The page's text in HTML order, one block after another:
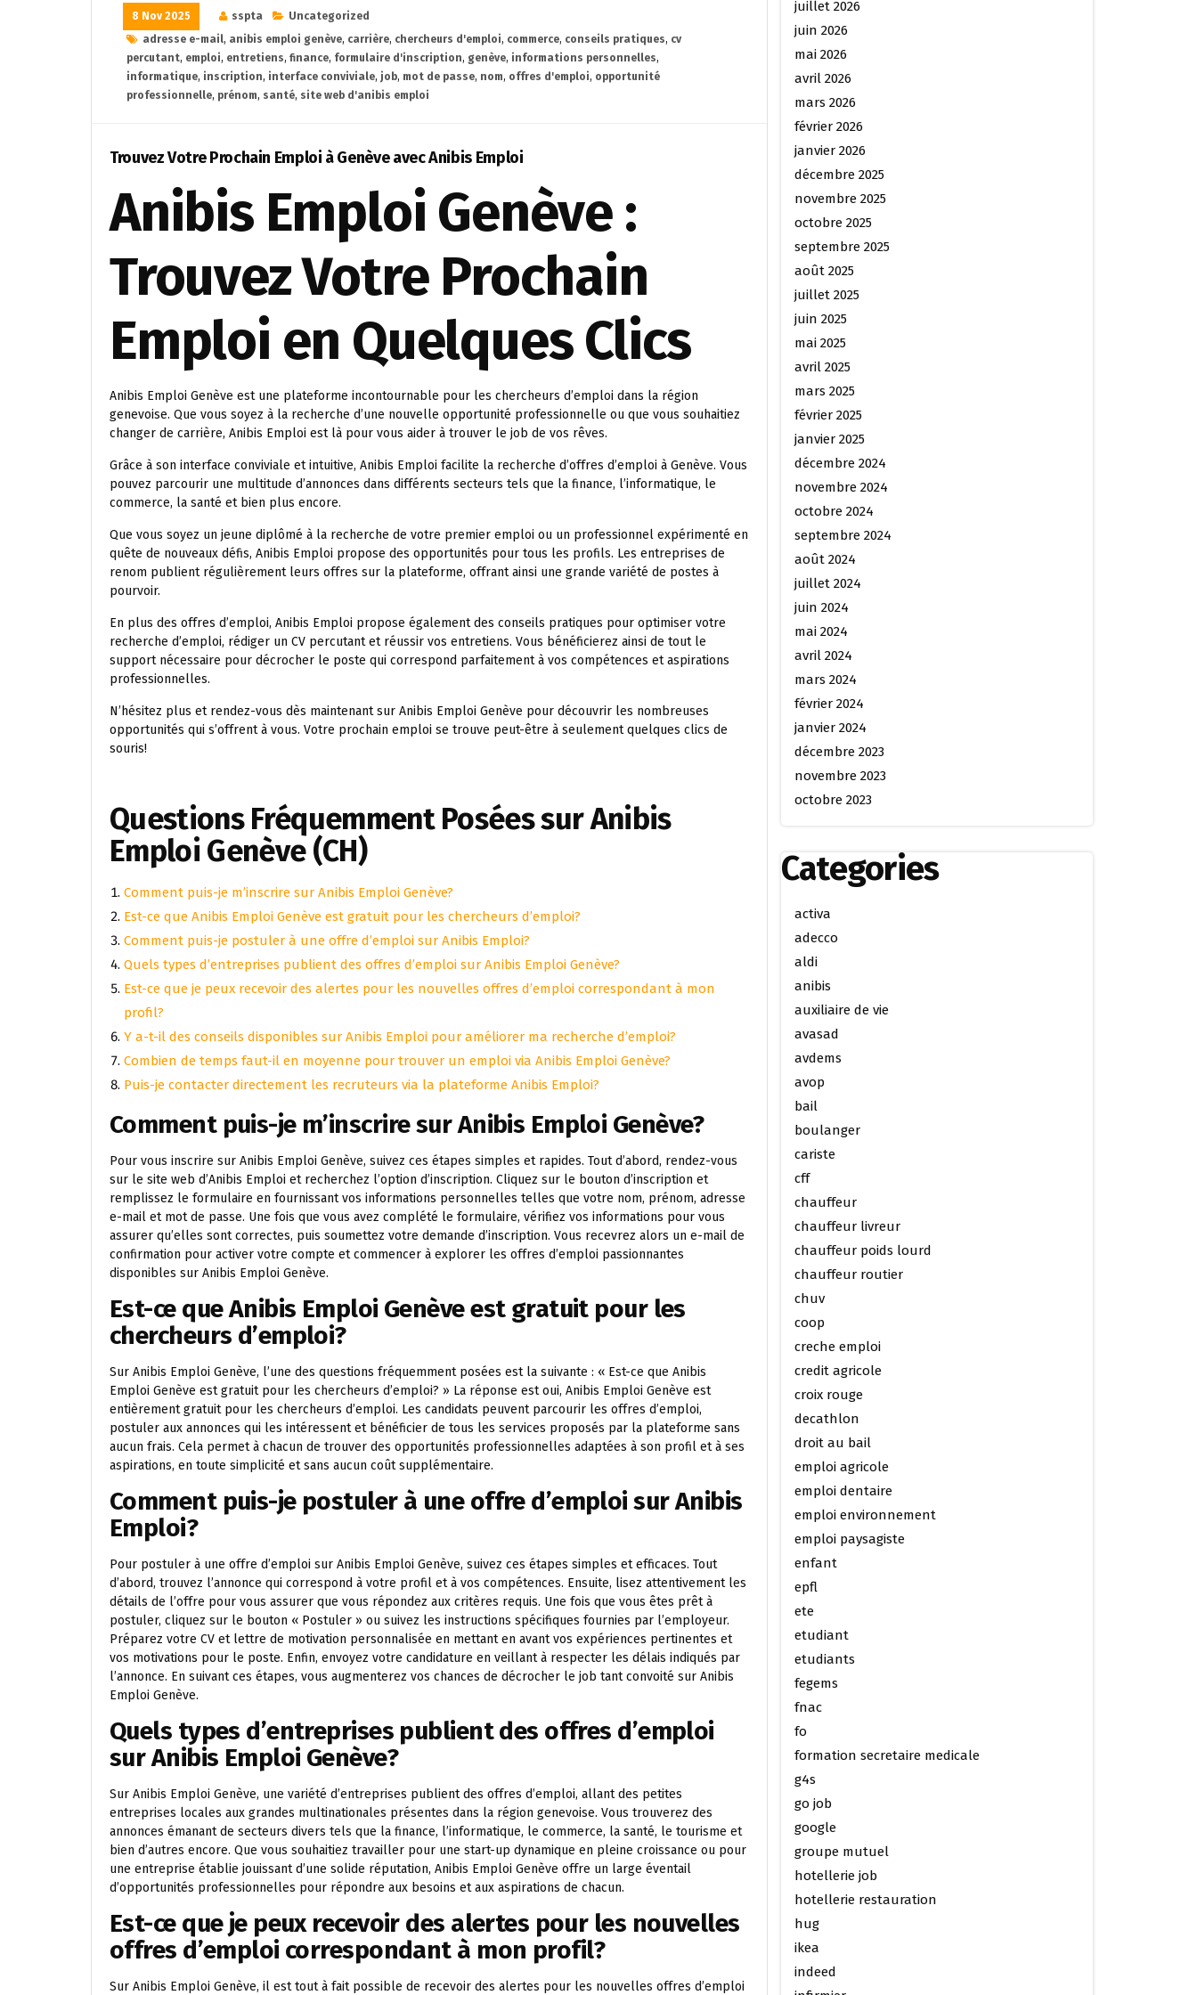
8 Nov 2025 sspta
Uncategorized
adresse e-mail, anibis emploi genève, carrière, chercheurs d'emploi, commerce, conseils pratiques, cv
percutant, emploi, entretiens, finance, formulaire d'inscription, genève, informations personnelles,
informatique, inscription, interface conviviale, job, mot de passe, nom, offres d'emploi, opportunité
professionnelle, prénom, santé, site web d'anibis emploi
Trouvez Votre Prochain Emploi à Genève avec Anibis Emploi
Anibis Emploi Genève :
Trouvez Votre Prochain
Emploi en Quelques Clics
Anibis Emploi Genève est une plateforme incontournable pour les chercheurs d’emploi dans la région
genevoise. Que vous soyez à la recherche d’une nouvelle opportunité professionnelle ou que vous souhaitiez
changer de carrière, Anibis Emploi est là pour vous aider à trouver le job de vos rêves.
Grâce à son interface conviviale et intuitive, Anibis Emploi facilite la recherche d’offres d’emploi à Genève. Vous
pouvez parcourir une multitude d’annonces dans différents secteurs tels que la finance, l’informatique, le
commerce, la santé et bien plus encore.
Que vous soyez un jeune diplômé à la recherche de votre premier emploi ou un professionnel expérimenté en
quête de nouveaux défis, Anibis Emploi propose des opportunités pour tous les profils. Les entreprises de
renom publient régulièrement leurs offres sur la plateforme, offrant ainsi une grande variété de postes à
pourvoir.
En plus des offres d’emploi, Anibis Emploi propose également des conseils pratiques pour optimiser votre
recherche d’emploi, rédiger un CV percutant et réussir vos entretiens. Vous bénéficierez ainsi de tout le
support nécessaire pour décrocher le poste qui correspond parfaitement à vos compétences et aspirations
professionnelles.
N’hésitez plus et rendez-vous dès maintenant sur Anibis Emploi Genève pour découvrir les nombreuses
opportunités qui s’offrent à vous. Votre prochain emploi se trouve peut-être à seulement quelques clics de
souris!
Questions Fréquemment Posées sur Anibis
Emploi Genève (CH)
Comment puis-je m’inscrire sur Anibis Emploi Genève?
Est-ce que Anibis Emploi Genève est gratuit pour les chercheurs d’emploi?
Comment puis-je postuler à une offre d’emploi sur Anibis Emploi?
Quels types d’entreprises publient des offres d’emploi sur Anibis Emploi Genève?
Est-ce que je peux recevoir des alertes pour les nouvelles offres d’emploi correspondant à mon
profil?
Y a-t-il des conseils disponibles sur Anibis Emploi pour améliorer ma recherche d’emploi?
Combien de temps faut-il en moyenne pour trouver un emploi via Anibis Emploi Genève?
Puis-je contacter directement les recruteurs via la plateforme Anibis Emploi?
Comment puis-je m’inscrire sur Anibis Emploi Genève?
Pour vous inscrire sur Anibis Emploi Genève, suivez ces étapes simples et rapides. Tout d’abord, rendez-vous
sur le site web d’Anibis Emploi et recherchez l’option d’inscription. Cliquez sur le bouton d’inscription et
remplissez le formulaire en fournissant vos informations personnelles telles que votre nom, prénom, adresse
e-mail et mot de passe. Une fois que vous avez complété le formulaire, vérifiez vos informations pour vous
assurer qu’elles sont correctes, puis soumettez votre demande d’inscription. Vous recevrez alors un e-mail de
confirmation pour activer votre compte et commencer à explorer les offres d’emploi passionnantes
disponibles sur Anibis Emploi Genève.
Est-ce que Anibis Emploi Genève est gratuit pour les
chercheurs d’emploi?
Sur Anibis Emploi Genève, l’une des questions fréquemment posées est la suivante : « Est-ce que Anibis
Emploi Genève est gratuit pour les chercheurs d’emploi? » La réponse est oui, Anibis Emploi Genève est
entièrement gratuit pour les chercheurs d’emploi. Les candidats peuvent parcourir les offres d’emploi,
postuler aux annonces qui les intéressent et bénéficier de tous les services proposés par la plateforme sans
aucun frais. Cela permet à chacun de trouver des opportunités professionnelles adaptées à son profil et à ses
aspirations, en toute simplicité et sans aucun coût supplémentaire.
Comment puis-je postuler à une offre d’emploi sur Anibis
Emploi?
Pour postuler à une offre d’emploi sur Anibis Emploi Genève, suivez ces étapes simples et efficaces. Tout
d’abord, trouvez l’annonce qui correspond à votre profil et à vos compétences. Ensuite, lisez attentivement les
détails de l’offre pour vous assurer que vous répondez aux critères requis. Une fois que vous êtes prêt à
postuler, cliquez sur le bouton « Postuler » ou suivez les instructions spécifiques fournies par l’employeur.
Préparez votre CV et lettre de motivation personnalisée en mettant en avant vos expériences pertinentes et
vos motivations pour le poste. Enfin, envoyez votre candidature en veillant à respecter les délais indiqués par
l’annonce. En suivant ces étapes, vous augmenterez vos chances de décrocher le job tant convoité sur Anibis
Emploi Genève.
Quels types d’entreprises publient des offres d’emploi
sur Anibis Emploi Genève?
Sur Anibis Emploi Genève, une variété d’entreprises publient des offres d’emploi, allant des petites
entreprises locales aux grandes multinationales présentes dans la région genevoise. Vous trouverez des
annonces émanant de secteurs divers tels que la finance, l’informatique, le commerce, la santé, le tourisme et
bien d’autres encore. Que vous souhaitiez travailler pour une start-up dynamique en pleine croissance ou pour
une entreprise établie jouissant d’une solide réputation, Anibis Emploi Genève offre un large éventail
d’opportunités professionnelles pour répondre aux besoins et aux aspirations de chacun.
Est-ce que je peux recevoir des alertes pour les nouvelles
offres d’emploi correspondant à mon profil?
Sur Anibis Emploi Genève, il est tout à fait possible de recevoir des alertes pour les nouvelles offres d’emploi
juillet 2026
juin 2026
mai 2026
avril 2026
mars 2026
février 2026
janvier 2026
décembre 2025
novembre 2025
octobre 2025
septembre 2025
août 2025
juillet 2025
juin 2025
mai 2025
avril 2025
mars 2025
février 2025
janvier 2025
décembre 2024
novembre 2024
octobre 2024
septembre 2024
août 2024
juillet 2024
juin 2024
mai 2024
avril 2024
mars 2024
février 2024
janvier 2024
décembre 2023
novembre 2023
octobre 2023
Categories
activa
adecco
aldi
anibis
auxiliaire de vie
avasad
avdems
avop
bail
boulanger
cariste
cff
chauffeur
chauffeur livreur
chauffeur poids lourd
chauffeur routier
chuv
coop
creche emploi
credit agricole
croix rouge
decathlon
droit au bail
emploi agricole
emploi dentaire
emploi environnement
emploi paysagiste
enfant
epfl
ete
etudiant
etudiants
fegems
fnac
fo
formation secretaire medicale
g4s
go job
google
groupe mutuel
hotellerie job
hotellerie restauration
hug
ikea
indeed